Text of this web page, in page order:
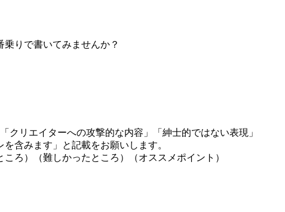
りで書いてみませんか？
リエイターへの攻撃的な内容」「紳士的ではない表現」
含みます」と記載をお願いします。
ろ）（難しかったところ）（オススメポイント）